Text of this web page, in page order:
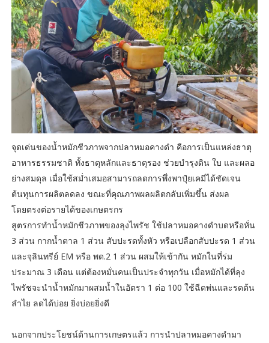
จุดเด่นของน้ำหมักชีวภาพจากปลาหมอคางดำ คือการเป็นแหล่งธาตุ
อาหารธรรมชาติ ทั้งธาตุหลักและธาตุรอง ช่วยบำรุงดิน ใบ และผลอ
ย่างสมดุล เมื่อใช้สม่ำเสมอสามารถลดการพึ่งพาปุ๋ยเคมีได้ชัดเจน
ต้นทุนการผลิตลดลง ขณะที่คุณภาพผลผลิตกลับเพิ่มขึ้น ส่งผล
โดยตรงต่อรายได้ของเกษตรกร
สูตรการทำน้ำหมักชีวภาพของลุงไพรัช ใช้ปลาหมอคางดำบดหรือหั่น
3 ส่วน กากน้ำตาล 1 ส่วน สับปะรดทั้งหัว หรือเปลือกสับปะรด 1 ส่วน
และจุลินทรีย์ EM หรือ พด.2 1 ส่วน ผสมให้เข้ากัน หมักในที่ร่ม
ประมาณ 3 เดือน แต่ต้องหมั่นคนเป็นประจำทุกวัน เมื่อหมักได้ที่ลุง
ไพรัชจะนำน้ำหมักมาผสมน้ำในอัตรา 1 ต่อ 100 ใช้ฉีดพ่นและรดต้น
ลำไย ลดได้บ่อย ยิ่งบ่อยยิ่งดี
นอกจากประโยชน์ด้านการเกษตรแล้ว การนำปลาหมอคางดำมา